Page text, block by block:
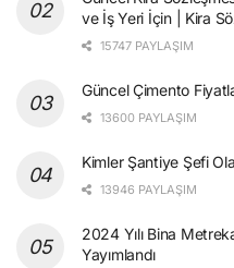
ve İş Yeri İçin | Kira
15747 PAYLAŞIM
Güncel Çimento
13600 PAYLAŞIM
Kimler Şantiye Şefi
13946 PAYLAŞIM
2024 Yılı Bina
Yayımlandı